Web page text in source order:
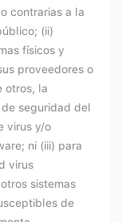
contrarias a la
(ii)
físicos y
proveedores o
otros, la
seguridad del
virus y/o
ni (iii) para
virus
sistemas
de